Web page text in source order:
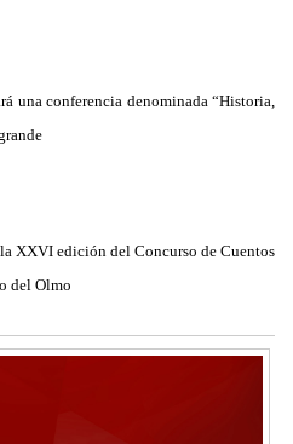
una conferencia denominada “Historia,
XXVI edición del Concurso de Cuentos
del Olmo